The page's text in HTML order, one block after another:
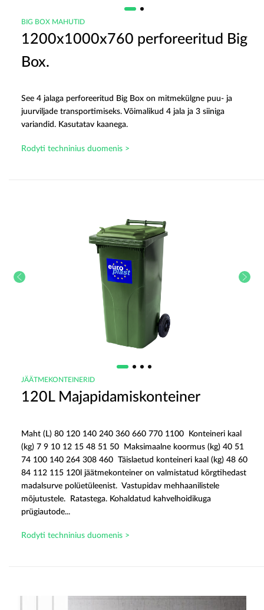
BIG BOX MAHUTID
1200x1000x760 perforeeritud Big
Box.
See 4 jalaga perforeeritud Big Box on mitmekülgne puu- ja
juurviljade transportimiseks. Võimalikud 4 jala ja 3 siiniga
variandid. Kasutatav kaanega.
Rodyti techninius duomenis >
JÄÄTMEKONTEINERID
120L Majapidamiskonteiner
Maht (L) 80 120 140 240 360 660 770 1100 Konteineri kaal
(kg) 7 9 10 12 15 48 51 50 Maksimaalne koormus (kg) 40 51
74 100 140 264 308 460 Täislaetud konteineri kaal (kg) 48 60
84 112 115 120l jäätmekonteiner on valmistatud kõrgtihedast
madalsurve polüetüleenist. Vastupidav mehhaanilistele
mõjutustele. Ratastega. Kohaldatud kahvelhoidikuga
prügiautode...
Rodyti techninius duomenis >